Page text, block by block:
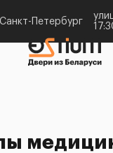
Санкт-Петербург